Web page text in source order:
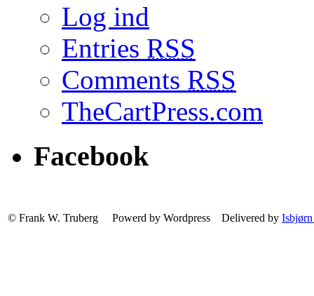
Log ind
Entries RSS
Comments RSS
TheCartPress.com
Facebook
© Frank W. Truberg Powerd by Wordpress Delivered by